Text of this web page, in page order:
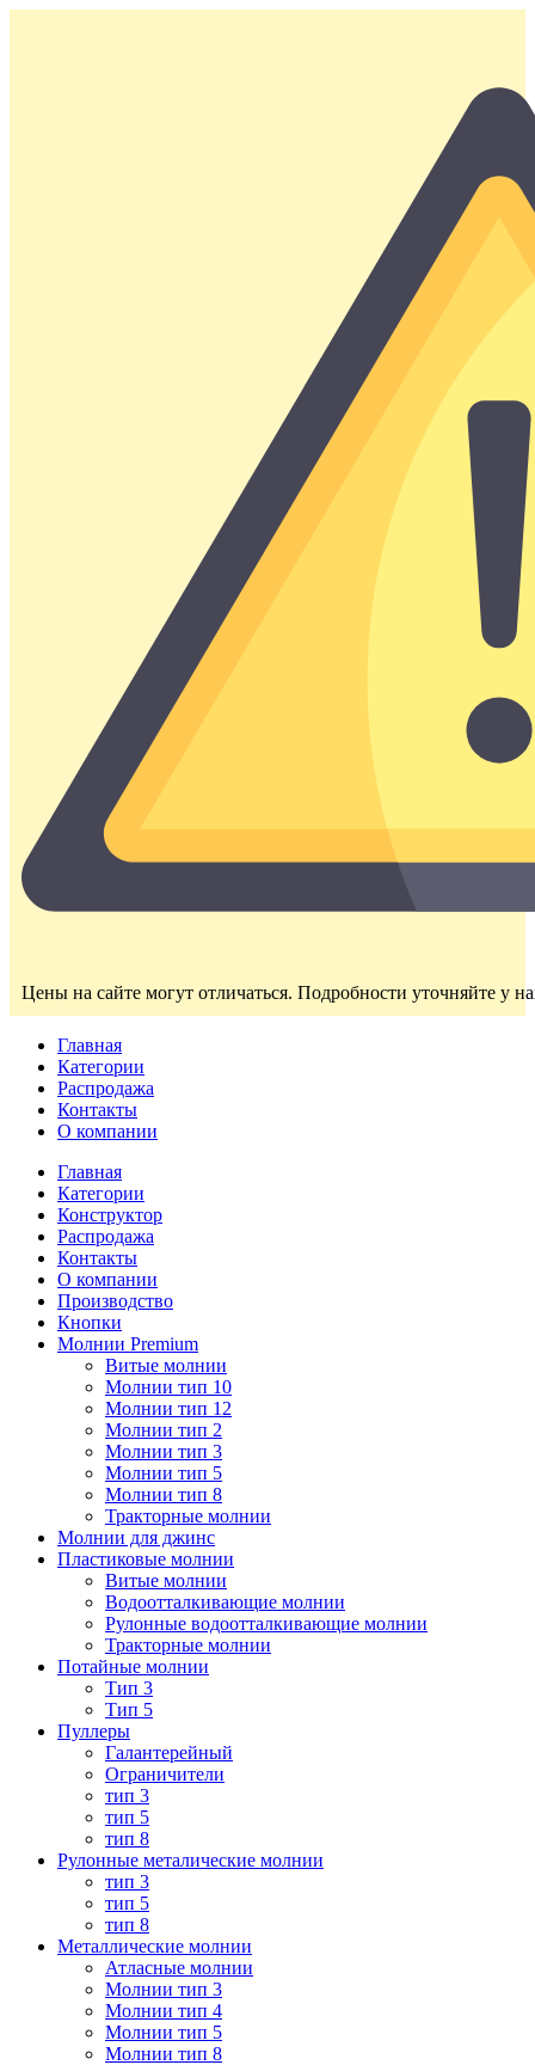
Цены на сайте могут отличаться. Подробности уточняйте у
Главная
Категории
Распродажа
Контакты
О компании
Главная
Категории
Конструктор
Распродажа
Контакты
О компании
Производство
Кнопки
Молнии Premium
Витые молнии
Молнии тип 10
Молнии тип 12
Молнии тип 2
Молнии тип 3
Молнии тип 5
Молнии тип 8
Тракторные молнии
Молнии для джинс
Пластиковые молнии
Витые молнии
Водоотталкивающие молнии
Рулонные водоотталкивающие молнии
Тракторные молнии
Потайные молнии
Тип 3
Тип 5
Пуллеры
Галантерейный
Ограничители
тип 3
тип 5
тип 8
Рулонные металические молнии
тип 3
тип 5
тип 8
Металлические молнии
Атласные молнии
Молнии тип 3
Молнии тип 4
Молнии тип 5
Молнии тип 8